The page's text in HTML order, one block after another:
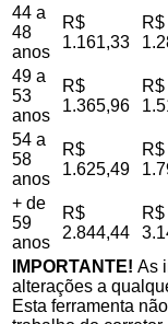
44 a
48
anos
R$
1.161,33
R$
49 a
53
anos
R$
1.365,96
R$
54 a
58
anos
R$
1.625,49
R$
+ de
59
anos
R$
2.844,44
R$
IMPORTANTE! As
alterações a
Esta ferramenta